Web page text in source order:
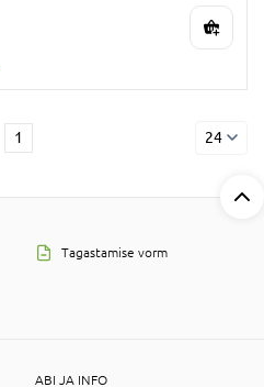
1 24
Tagastamise vorm
ABI JA INFO